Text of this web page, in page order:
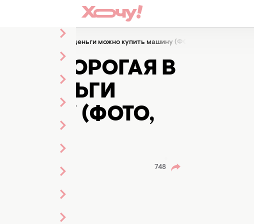
в мире пицца: за эти деньги можно купить машину (ФОТО, ВИДЕО)
ДОРОГАЯ В
ДЕНЬГИ
(ФОТО,
748